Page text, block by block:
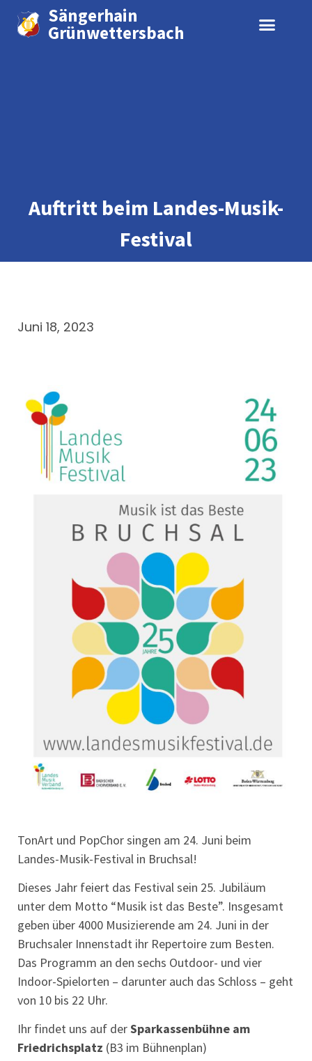
Sängerhain
Grünwettersbach
Auftritt beim Landes-Musik-
Festival
Juni 18, 2023
TonArt und PopChor singen am 24. Juni beim
Landes-Musik-Festival in Bruchsal!
Dieses Jahr feiert das Festival sein 25. Jubiläum
unter dem Motto “Musik ist das Beste”. Insgesamt
geben über 4000 Musizierende am 24. Juni in der
Bruchsaler Innenstadt ihr Repertoire zum Besten.
Das Programm an den sechs Outdoor- und vier
Indoor-Spielorten – darunter auch das Schloss – geht
von 10 bis 22 Uhr.
Ihr findet uns auf derSparkassenbühne am
Friedrichsplatz (B3 im Bühnenplan)